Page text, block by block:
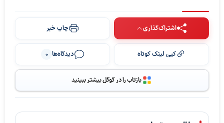
اشتراک‌گذاری چاپ خبر
کپی لینک کوتاه دیدگاه‌ها 0
بازتاب را در گوگل بیشتر ببینید